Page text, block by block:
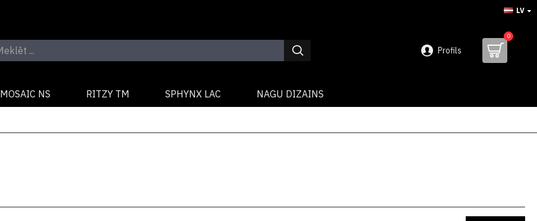
LV
Profils
0
MOSAIC NS RITZY TM SPHYNX LAC NAGU DIZAINS